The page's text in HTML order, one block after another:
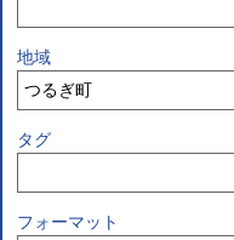
地域
タグ
フォーマット